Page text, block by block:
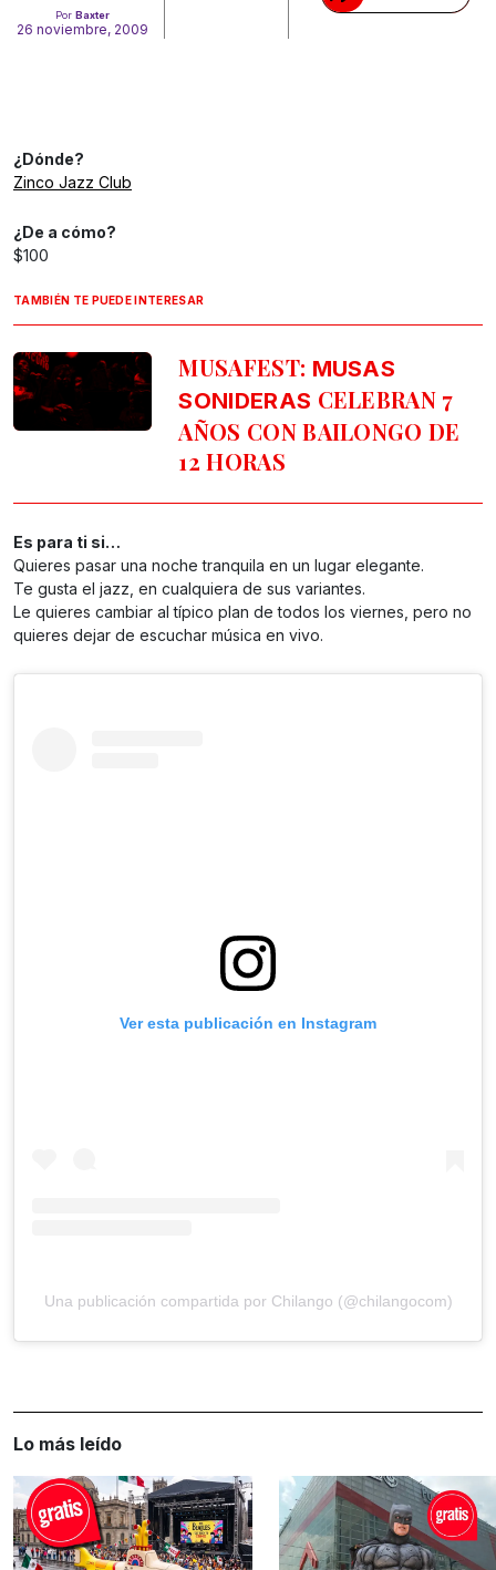
Por Baxter
26 noviembre, 2009
¿Dónde?
Zinco Jazz Club
¿De a cómo?
$100
TAMBIÉN TE PUEDE INTERESAR
MUSAFEST: MUSAS
SONIDERAS CELEBRAN 7
AÑOS CON BAILONGO DE
12 HORAS
Es para ti si…
Quieres pasar una noche tranquila en un lugar elegante.
Te gusta el jazz, en cualquiera de sus variantes.
Le quieres cambiar al típico plan de todos los viernes, pero no
quieres dejar de escuchar música en vivo.
Ver esta publicación en Instagram
Una publicación compartida por Chilango (@chilangocom)
Lo más leído